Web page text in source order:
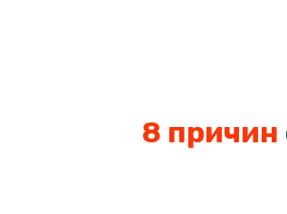
8 причин